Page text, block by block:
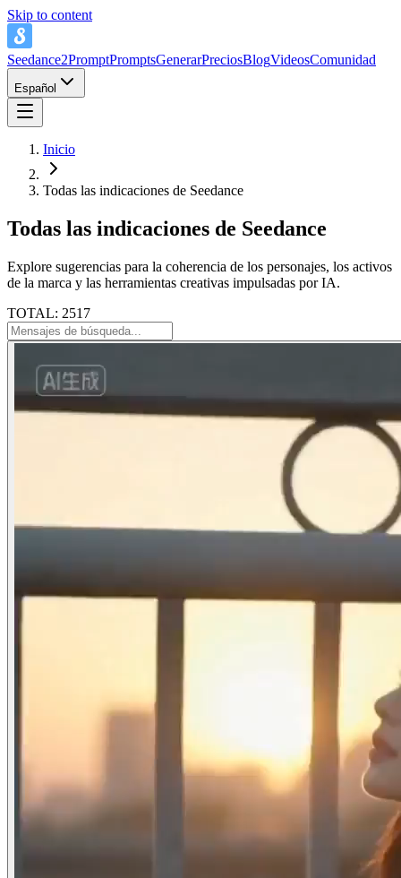
Skip to content
Seedance2PromptPromptsGenerarPreciosBlogVideosComunidad
Español
Inicio
Todas las indicaciones de Seedance
Todas las indicaciones de Seedance
Explore sugerencias para la coherencia de los personajes, los activos
de la marca y las herramientas creativas impulsadas por IA.
TOTAL: 2517